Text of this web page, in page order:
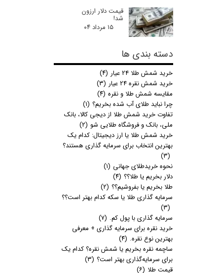
قیمت دلار ارزون
شد!
۱۵ مرداد ۰۴
دسته بندی ها
خرید شمش طلا 24 عیار
(۴)
خرید شمش نقره 24 عیار
(۳)
مقایسه شمش طلا و نقره (۴)
چرا نباید طلای آب شده بخریم؟ (۱)
تفاوت خرید شمش طلا از دیجی کالا، بانک
ملی، بانک و فروشگاه طلایی شو (۲)
خرید شمش طلا یا ارز دیجیتال: کدام یک
بهترین انتخاب برای سرمایه گذاری هستند؟
(۳)
نحوه خریدطلای جهانی (۱)
دلار بخریم یا طلا؟؟ (۴)
طلا بخریم یا بفروشیم؟؟ (۲)
سرمایه گذاری طلا یا سکه کدام بهتر است؟؟
(۳)
سرمایه گذاری با پول کم. (۷)
خرید نقره برای سرمایه گذاری + معرفی
بهترین نوع نقره. (۴)
ساچمه نقره بخریم یا شمش نقره؟ کدام یک
برای سرمایه‌گذاری بهتر است؟ (۳)
قیمت طلا (۶)